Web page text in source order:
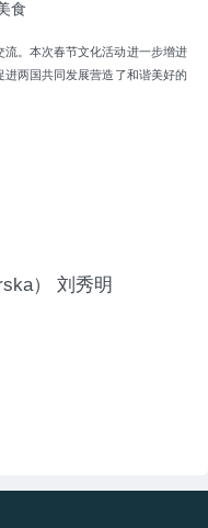
食
。本次春节文化活动进一步增进
两国共同发展营造了和谐美好的
） 刘秀明